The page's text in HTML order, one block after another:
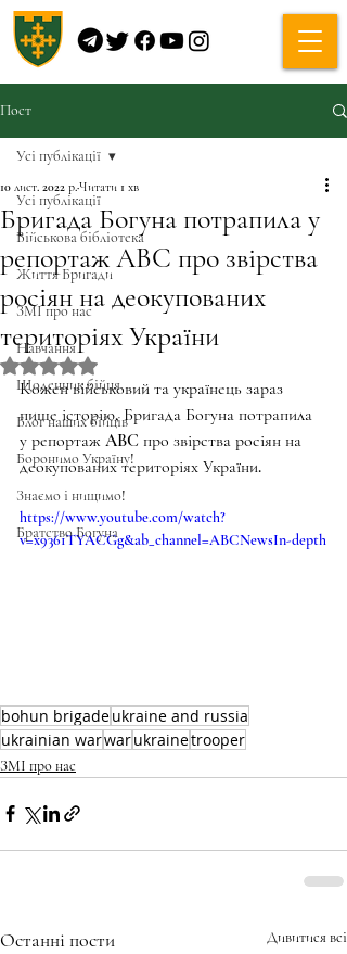
Пост
Усі публікації
Військова бібліотека
Життя Бригади
ЗМІ про нас
Навчання
Щоденник бійця
Блог наших бійців
Боронимо Україну!
Знаємо і нищимо!
Братство Богуна
Усі публікації
Бригада Богуна потрапила у
репортаж ABC про звірства
росіян на деокупованих
територіях України
10 лист. 2022 р.Читати 1 хв
Оцінка: NaN з 5 зірок.
Кожен військовий та українець зараз
пише історію, Бригада Богуна потрапила
у репортаж ABC про звірства росіян на
деокупованих територіях України.
https://www.youtube.com/watch?
v=x9361TYACGg&ab_channel=ABCNewsIn-depth
bohun brigadeukraine and russia
ukrainian warwarukrainetrooper
ЗМІ про нас
Останні пости Дивитися всі